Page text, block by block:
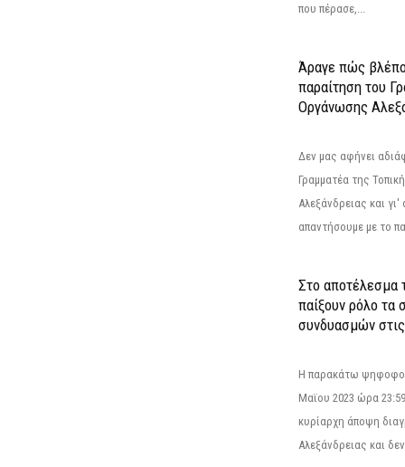
που πέρασε,...
Άραγε πώς
παραίτηση του
Οργάνωσης
Δεν μας αφήνει
Γραμματέα της
Αλεξάνδρειας και γι'
απαντήσουμε με το
Στο αποτέλεσμα
παίξουν ρόλο τα
συνδυασμών
Η παρακάτω
Μαϊου 2023 ώρα
κυρίαρχη άποψη
Αλεξάνδρειας και